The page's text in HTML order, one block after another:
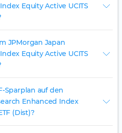
Equity Active UCITS
JPMorgan Japan
Equity Active UCITS
Sparplan auf den
Enhanced Index
(Dist)?